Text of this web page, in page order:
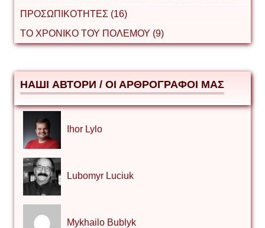
ΠΡΟΣΩΠΙΚΟΤΗΤΕΣ (16)
ΤΟ ΧΡΟΝΙΚΟ ΤΟΥ ΠΟΛΕΜΟΥ (9)
НАШІ АВТОРИ / ΟΙ ΑΡΘΡΟΓΡΑΦΟΙ ΜΑΣ
Ihor Lylo
Lubomyr Luciuk
Mykhailo Bublyk